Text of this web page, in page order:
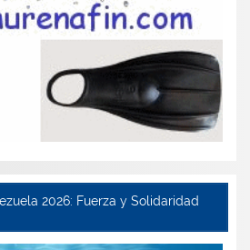
2026: Fuerza y Solidaridad